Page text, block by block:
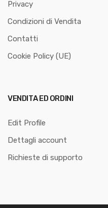
Privacy
Condizioni di Vendita
Contatti
Cookie Policy (UE)
VENDITA ED ORDINI
Edit Profile
Dettagli account
Richieste di supporto